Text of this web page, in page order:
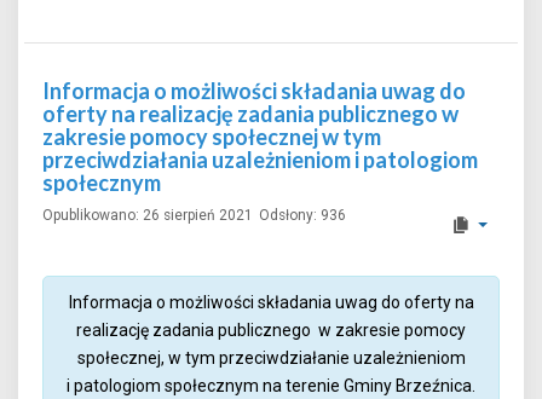
Informacja o możliwości składania uwag do
oferty na realizację zadania publicznego w
zakresie pomocy społecznej w tym
przeciwdziałania uzależnieniom i patologiom
społecznym
Opublikowano: 26 sierpień 2021 Odsłony: 936
Informacja o możliwości składania uwag do oferty na
realizację zadania publicznego w zakresie pomocy
społecznej, w tym przeciwdziałanie uzależnieniom
i patologiom społecznym na terenie Gminy Brzeźnica.